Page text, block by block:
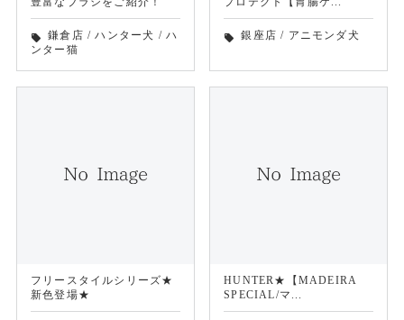
local_offer 鎌倉店 /ハンター犬 / ハ
ンター猫
local_offer 銀座店 / アニモンダ犬
フリースタイルシリーズ★
新色登場★
HUNTER★【MADEIRA
SPECIAL/マ...